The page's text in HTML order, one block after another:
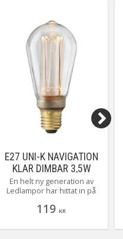
E27 UNI-K NAVIGATION
KLAR DIMBAR 3,5W
1800K 120LM
En helt ny generation av
Ledlampor har hittat in på
för att efterlikna de gamla
koltrådslamporna/lyktlamporna.
119 KR